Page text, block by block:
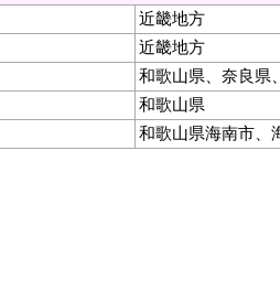
近畿地方
近畿地方
和歌山県、奈良県
和歌山県
和歌山県海南市、